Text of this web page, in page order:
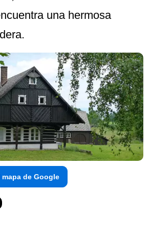
una hermosa
de Google